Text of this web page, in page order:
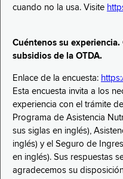
cuando no la usa. Visite
Cuéntenos su
subsidios de la OTDA.
Enlace de la encuesta:
Esta encuesta invita a los
experiencia con el trámite
Programa de Asistencia
sus siglas en inglés),
inglés) y el Seguro de
en inglés). Sus respuestas
agradecemos su